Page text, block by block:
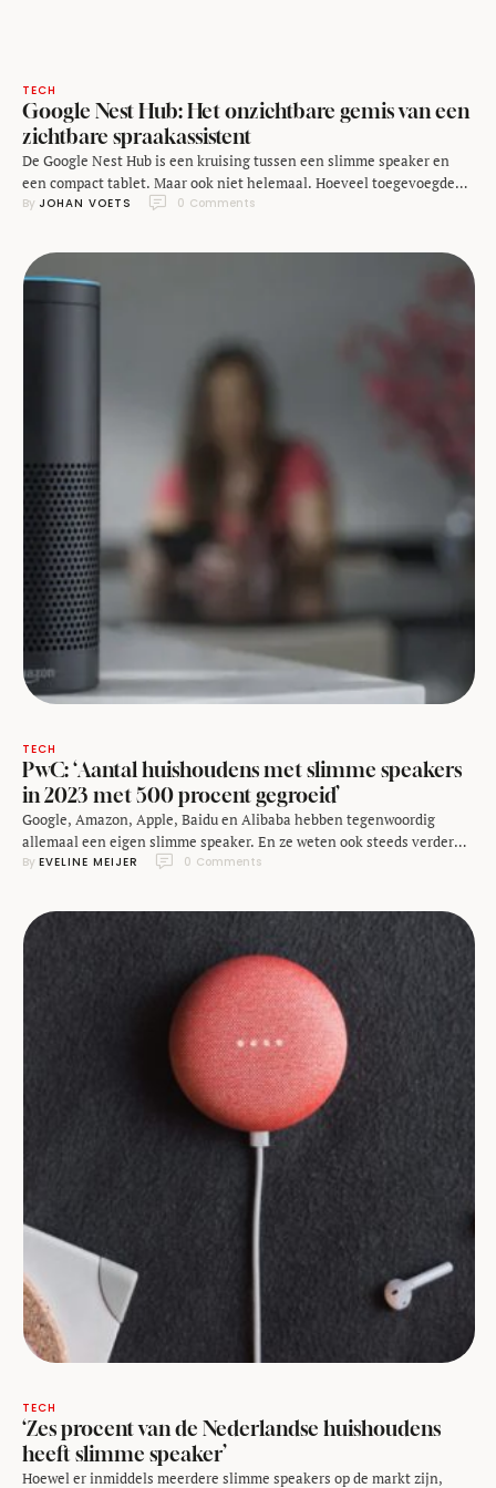
TECH
Google Nest Hub: Het onzichtbare gemis van een
zichtbare spraakassistent
De Google Nest Hub is een kruising tussen een slimme speaker en
een compact tablet. Maar ook niet helemaal. Hoeveel toegevoegde
waarde heeft zo'n schermpje nou eigenlijk in een huis waarin je alles
waarom ik onverminderd enthousiast ben over de opkomst van
spraakassistenten in onze …
By JOHAN VOETS 0 Comments
TECH
PwC: ‘Aantal huishoudens met slimme speakers
in 2023 met 500 procent gegroeid’
Google, Amazon, Apple, Baidu en Alibaba hebben tegenwoordig
allemaal een eigen slimme speaker. En ze weten ook steeds verder
door te dringen in het huishouden. Volgens het rapport Media &
de huishoudens wereldwijd namelijk snel. In 2018 stond er in bijna 90
miljoen huishoudens wereldwijd …
By EVELINE MEIJER 0 Comments
TECH
‘Zes procent van de Nederlandse huishoudens
heeft slimme speaker’
Hoewel er inmiddels meerdere slimme speakers op de markt zijn,